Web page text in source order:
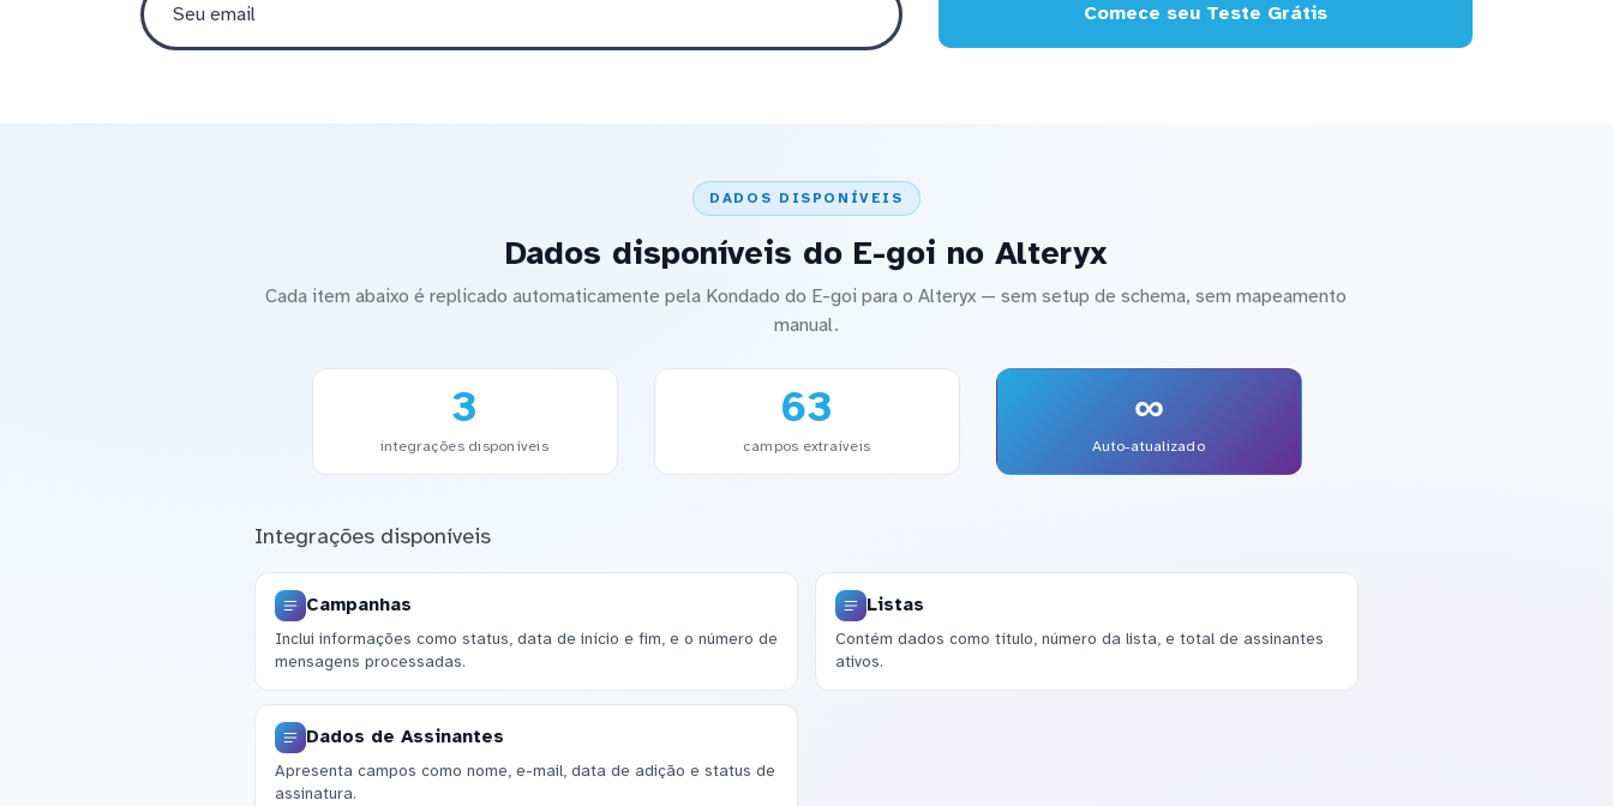
Comece seu Teste Grátis
DADOS DISPONÍVEIS
Dados disponíveis do E-goi no Alteryx
Cada item abaixo é replicado automaticamente pela Kondado do E-goi para o Alteryx — sem setup de schema, sem mapeamento
manual.
3
integrações disponíveis
63
campos extraíveis
∞
Auto-atualizado
Integrações disponíveis
Campanhas
Inclui informações como status, data de início e fim, e o número de
mensagens processadas.
Listas
Contém dados como título, número da lista, e total de assinantes
ativos.
Dados de Assinantes
Apresenta campos como nome, e-mail, data de adição e status de
assinatura.